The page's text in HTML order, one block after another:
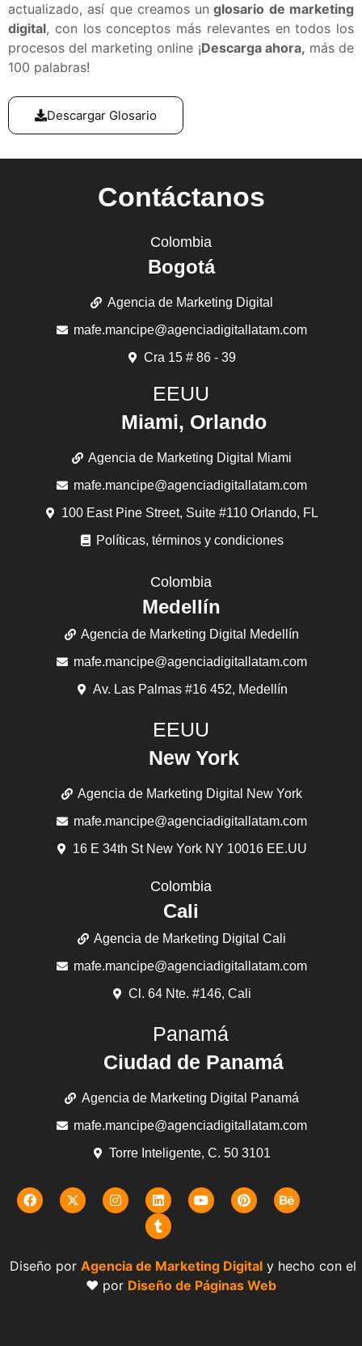
actualizado, así que creamos un glosario de marketing
digital, con los conceptos más relevantes en todos los
procesos del marketing online ¡Descarga ahora, más de
100 palabras!
Descargar Glosario
Contáctanos
Colombia
Bogotá
Agencia de Marketing Digital
mafe.mancipe@agenciadigitallatam.com
Cra 15 # 86 - 39
EEUU
Miami, Orlando
Agencia de Marketing Digital Miami
mafe.mancipe@agenciadigitallatam.com
100 East Pine Street, Suite #110 Orlando, FL
Políticas, términos y condiciones
Colombia
Medellín
Agencia de Marketing Digital Medellín
mafe.mancipe@agenciadigitallatam.com
Av. Las Palmas #16 452, Medellín
EEUU
New York
Agencia de Marketing Digital New York
mafe.mancipe@agenciadigitallatam.com
16 E 34th St New York NY 10016 EE.UU
Colombia
Cali
Agencia de Marketing Digital Cali
mafe.mancipe@agenciadigitallatam.com
Cl. 64 Nte. #146, Cali
Panamá
Ciudad de Panamá
Agencia de Marketing Digital Panamá
mafe.mancipe@agenciadigitallatam.com
Torre Inteligente, C. 50 3101
Diseño por Agencia de Marketing Digital y hecho con el
❤️ por Diseño de Páginas Web